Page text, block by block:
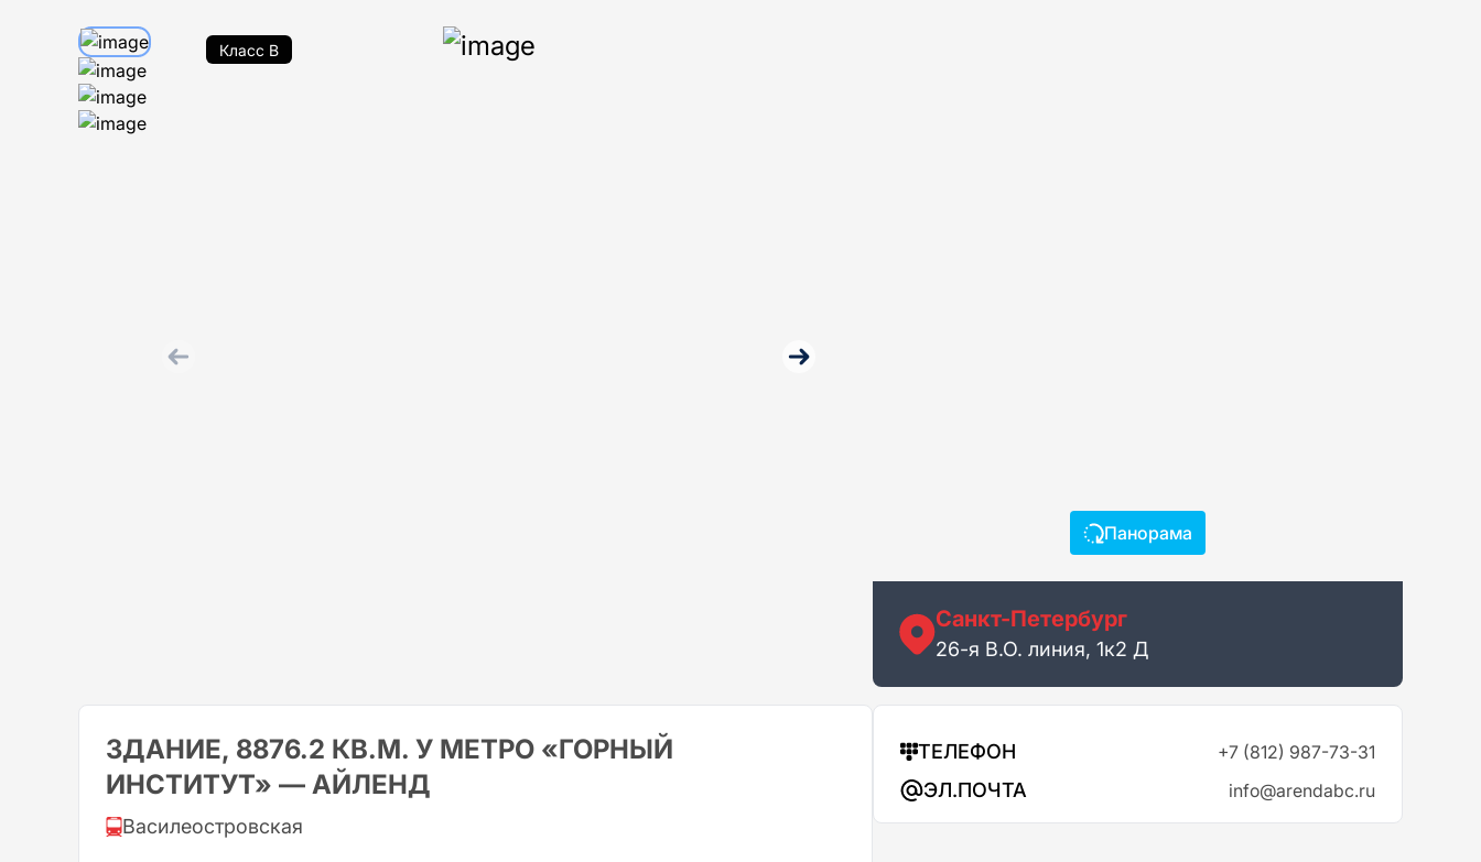
Класс B
ЗДАНИЕ, 8876.2 КВ.М. У МЕТРО «ГОРНЫЙ
ИНСТИТУТ» — АЙЛЕНД
Василеостровская
Панорама
Санкт-Петербург
26-я В.О. линия, 1к2 Д
ТЕЛЕФОН +7 (812) 987-73-31
ЭЛ.ПОЧТА info@arendabc.ru